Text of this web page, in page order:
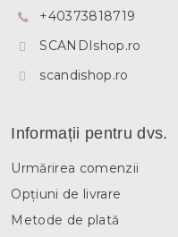
+40373818719
SCANDIshop.ro
scandishop.ro
Informații pentru dvs.
Urmărirea comenzii
Opțiuni de livrare
Metode de plată